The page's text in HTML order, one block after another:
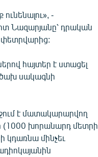
-
Նազարյանը՝ դրական
հայտեր է ստացել
սակագնի
է մատակարարվող
(1000 խորանարդ մետրի
կդառնա մինչեւ